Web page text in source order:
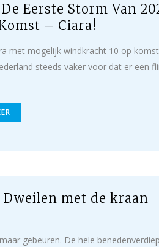
De Eerste Storm Van
– Ciara!
met mogelijk windkracht 10 op
steeds vaker voor dat er een
Dweilen met de kraan
gebeuren. De hele